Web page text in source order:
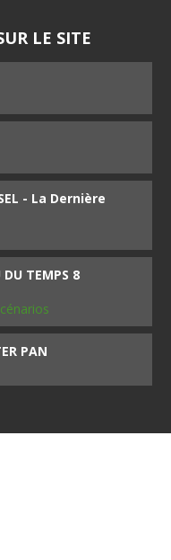
LE SITE
- La Dernière
TEMPS 8
PAN